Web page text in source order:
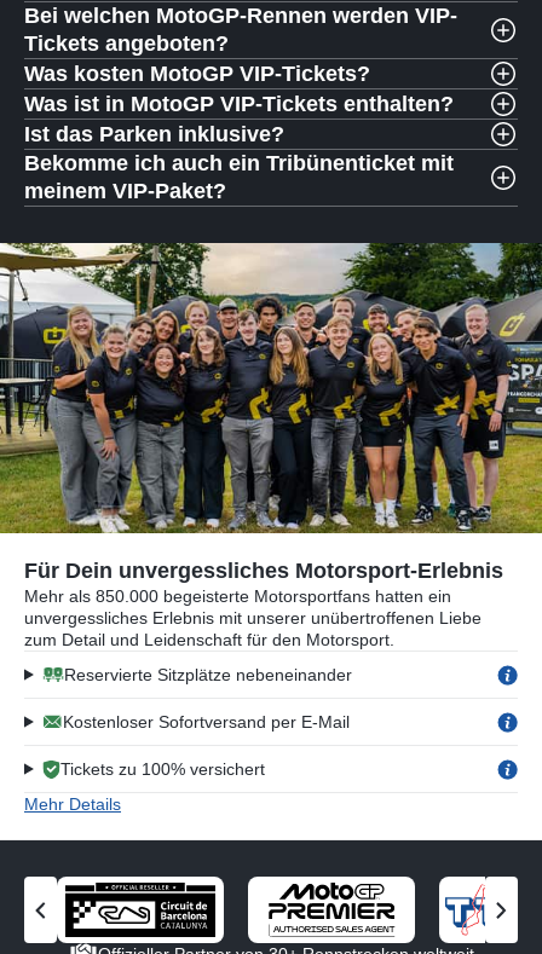
Bei welchen MotoGP-Rennen werden VIP-
Tickets angeboten?
Was kosten MotoGP VIP-Tickets?
Was ist in MotoGP VIP-Tickets enthalten?
Ist das Parken inklusive?
Bekomme ich auch ein Tribünenticket mit
meinem VIP-Paket?
Für Dein unvergessliches Motorsport-Erlebnis
Mehr als 850.000 begeisterte Motorsportfans hatten ein
unvergessliches Erlebnis mit unserer unübertroffenen Liebe
zum Detail und Leidenschaft für den Motorsport.
Reservierte Sitzplätze nebeneinander
Kostenloser Sofortversand per E-Mail
Tickets zu 100% versichert
Mehr Details
V
o
N
ä